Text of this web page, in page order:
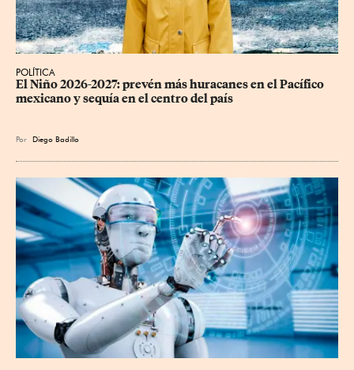
POLÍTICA
El Niño 2026-2027: prevén más huracanes en el Pacífico
mexicano y sequía en el centro del país
Por Diego Badillo